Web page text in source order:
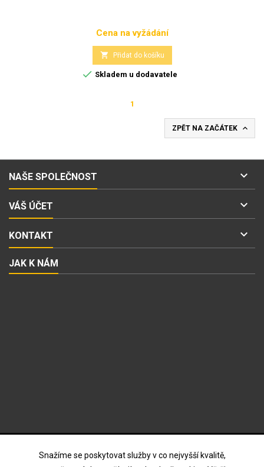
Snažíme se poskytovat služby v co nejvyšší kvalitě,
Cena
Cena na vyžádání
 Přidat do košíku
 Skladem u dodavatele
1
ZPĚT NA ZAČÁTEK 
NAŠE SPOLEČNOST 
VÁŠ ÚČET 
KONTAKT 
JAK K NÁM